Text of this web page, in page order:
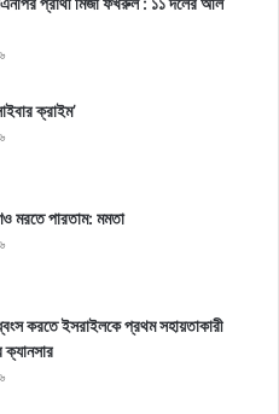
ক্রাইম’
মরতে পারতাম: মমতা
করতে ইসরাইলকে প্রথম সহায়তাকারী
ক্যানসার